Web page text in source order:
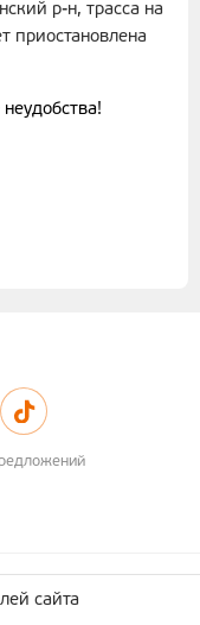
р-н, трасса на
приостановлена
сайта